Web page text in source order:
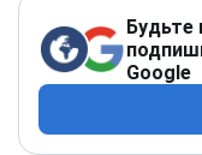
Будьте
Google